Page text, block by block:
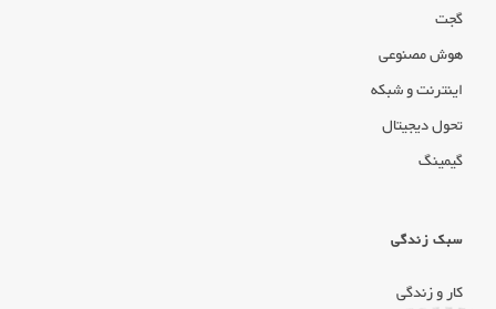
گجت
هوش مصنوعی
اینترنت و شبکه
تحول دیجیتال
گیمینگ
سبک زندگی
کار و زندگی